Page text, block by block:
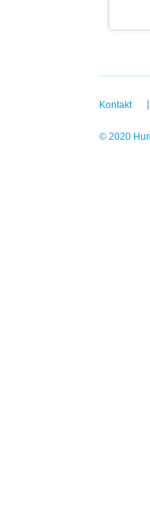
Kontakt
© 2020